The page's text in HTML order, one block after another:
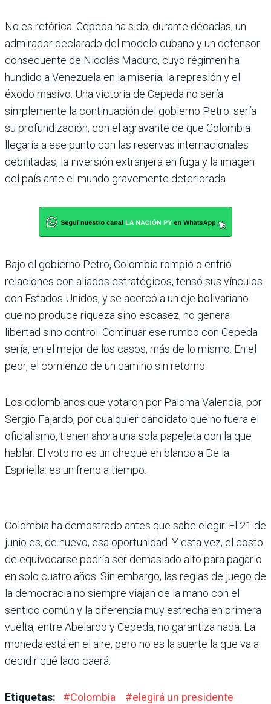
No es retórica. Cepeda ha sido, durante décadas, un
admirador declarado del modelo cubano y un defensor
consecuente de Nicolás Maduro, cuyo régimen ha
hundido a Venezuela en la miseria, la represión y el
éxodo masivo. Una victoria de Cepeda no sería
simplemente la continuación del gobierno Petro: sería
su profundización, con el agravante de que Colombia
llegaría a ese punto con las reservas internacionales
debilitadas, la inversión extranjera en fuga y la imagen
del país ante el mundo gravemente deteriorada.
Bajo el gobierno Petro, Colombia rompió o enfrió
relaciones con aliados estratégicos, tensó sus vínculos
con Estados Unidos, y se acercó a un eje bolivariano
que no produce riqueza sino escasez, no genera
libertad sino control. Continuar ese rumbo con Cepeda
sería, en el mejor de los casos, más de lo mismo. En el
peor, el comienzo de un camino sin retorno.
Los colombianos que votaron por Paloma Valencia, por
Sergio Fajardo, por cualquier candidato que no fuera el
oficialismo, tienen ahora una sola papeleta con la que
hablar. El voto no es un cheque en blanco a De la
Espriella: es un freno a tiempo.
Colombia ha demostrado antes que sabe elegir. El 21 de
junio es, de nuevo, esa oportunidad. Y esta vez, el costo
de equivocarse podría ser demasiado alto para pagarlo
en solo cuatro años. Sin embargo, las reglas de juego de
la democracia no siempre viajan de la mano con el
sentido común y la diferencia muy estrecha en primera
vuelta, entre Abelardo y Cepeda, no garantiza nada. La
moneda está en el aire, pero no es la suerte la que va a
decidir qué lado caerá.
Etiquetas: #Colombia #elegirá un presidente